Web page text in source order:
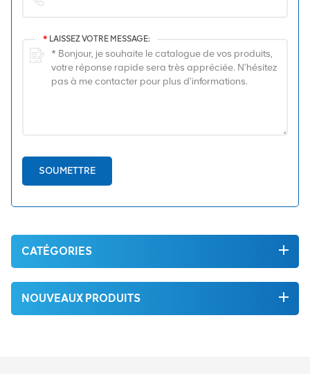
* LAISSEZ VOTRE MESSAGE:
SOUMETTRE
CATÉGORIES
NOUVEAUX PRODUITS